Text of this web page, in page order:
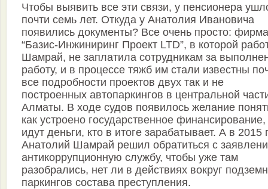
Чтобы выявить все эти связи, у пенсионера
почти семь лет. Откуда у Анатолия Ивановича
появились документы? Все очень просто: фирма
“Базис-Инжиниринг Проект LTD”, в которой
Шамрай, не заплатила сотрудникам за
работу, и в процессе тяжб им стали известны
все подробности проектов двух так и не
построенных автопаркингов в центральной
Алматы. В ходе судов появилось желание
как устроено государственное финансирование,
идут деньги, кто в итоге зарабатывает. А в 2015
Анатолий Шамрай решил обратиться с
антикоррупционную службу, чтобы уже там
разобрались, нет ли в действиях вокруг
паркингов состава преступления.